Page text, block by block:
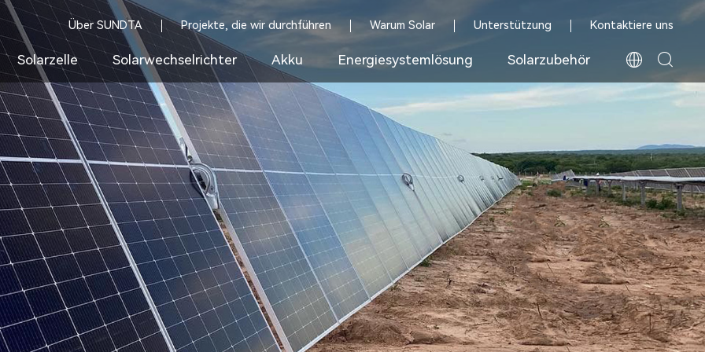
Über SUNDTA Projekte, die wir durchführen Warum Solar Unterstützung Kontaktiere uns
Solarzelle Solarwechselrichter Akku Energiesystemlösung Solarzubehör